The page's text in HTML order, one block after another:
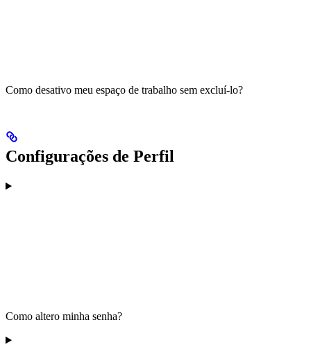
Como desativo meu espaço de trabalho sem excluí-lo?
Configurações de Perfil
Como altero minha senha?